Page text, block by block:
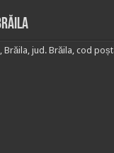
Brăila, jud. Brăila, cod